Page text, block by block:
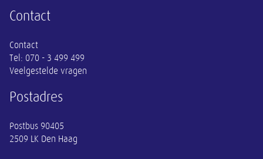
Contact
Contact
Tel: 070 - 3 499 499
Veelgestelde vragen
Postadres
Postbus 90405
2509 LK Den Haag